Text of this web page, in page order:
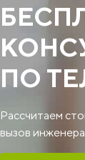
ПО
Рассчитаем
вызов